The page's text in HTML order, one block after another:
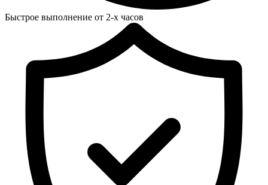
Быстрое выполнение от 2-х часов